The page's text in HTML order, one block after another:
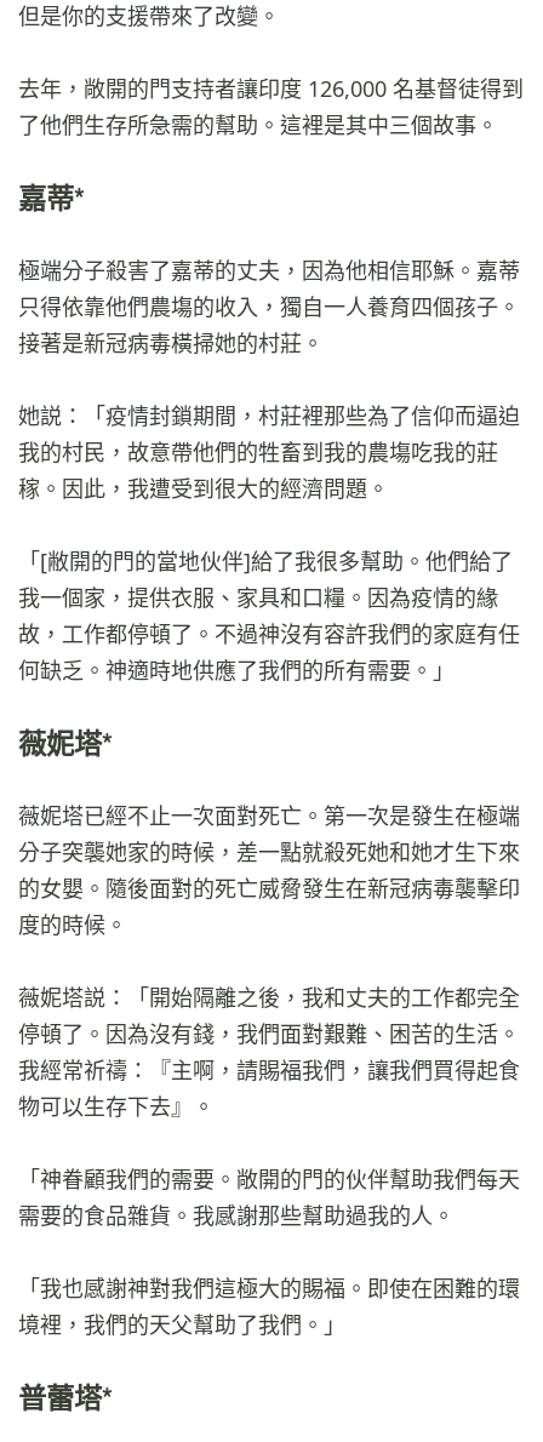
但是你的支援帶來了改變。
去年，敞開的門支持者讓印度 126,000 名基督徒得到
了他們生存所急需的幫助。這裡是其中三個故事。
嘉蒂*
極端分子殺害了嘉蒂的丈夫，因為他相信耶穌。嘉蒂
只得依靠他們農塲的收入，獨自一人養育四個孩子。
接著是新冠病毒橫掃她的村莊。
她説：「疫情封鎖期間，村莊裡那些為了信仰而逼迫
我的村民，故意帶他們的牲畜到我的農塲吃我的莊
稼。因此，我遭受到很大的經濟問題。
「[敝開的門的當地伙伴]給了我很多幫助。他們給了
我一個家，提供衣服、家具和口糧。因為疫情的緣
故，工作都停頓了。不過神沒有容許我們的家庭有任
何缺乏。神適時地供應了我們的所有需要。」
薇妮塔*
薇妮塔已經不止一次面對死亡。第一次是發生在極端
分子突襲她家的時候，差一點就殺死她和她才生下來
的女嬰。隨後面對的死亡威脅發生在新冠病毒襲擊印
度的時候。
薇妮塔説：「開始隔離之後，我和丈夫的工作都完全
停頓了。因為沒有錢，我們面對艱難、困苦的生活。
我經常祈禱：『主啊，請賜福我們，讓我們買得起食
物可以生存下去』。
「神眷顧我們的需要。敞開的門的伙伴幫助我們每天
需要的食品雜貨。我感謝那些幫助過我的人。
「我也感謝神對我們這極大的賜福。即使在困難的環
境裡，我們的天父幫助了我們。」
普蕾塔*